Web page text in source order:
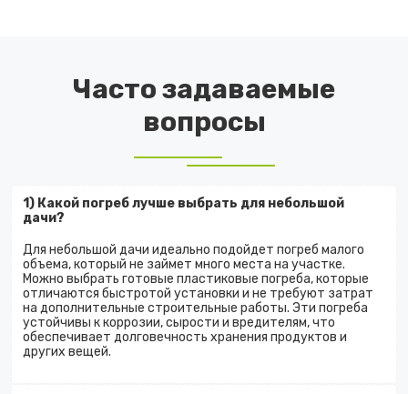
Часто задаваемые
вопросы
1) Какой погреб лучше выбрать для небольшой
дачи?
Для небольшой дачи идеально подойдет погреб малого
объема, который не займет много места на участке.
Можно выбрать готовые пластиковые погреба, которые
отличаются быстротой установки и не требуют затрат
на дополнительные строительные работы. Эти погреба
устойчивы к коррозии, сырости и вредителям, что
обеспечивает долговечность хранения продуктов и
других вещей.